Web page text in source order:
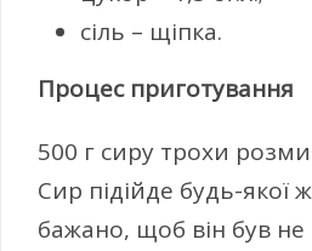
сіль – щіпка.
Процес приготування
500 г сиру трохи
Сир підійде будь-якої
бажано, щоб він був